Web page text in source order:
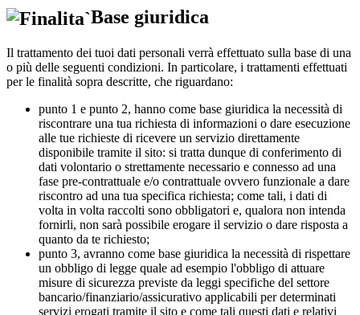
Base giuridica
Il trattamento dei tuoi dati personali verrà effettuato sulla base di una
o più delle seguenti condizioni. In particolare, i trattamenti effettuati
per le finalità sopra descritte, che riguardano:
punto 1 e punto 2, hanno come base giuridica la necessità di
riscontrare una tua richiesta di informazioni o dare esecuzione
alle tue richieste di ricevere un servizio direttamente
disponibile tramite il sito: si tratta dunque di conferimento di
dati volontario o strettamente necessario e connesso ad una
fase pre-contrattuale e/o contrattuale ovvero funzionale a dare
riscontro ad una tua specifica richiesta; come tali, i dati di
volta in volta raccolti sono obbligatori e, qualora non intenda
fornirli, non sarà possibile erogare il servizio o dare risposta a
quanto da te richiesto;
punto 3, avranno come base giuridica la necessità di rispettare
un obbligo di legge quale ad esempio l'obbligo di attuare
misure di sicurezza previste da leggi specifiche del settore
bancario/finanziario/assicurativo applicabili per determinati
servizi erogati tramite il sito e come tali questi dati e relativi